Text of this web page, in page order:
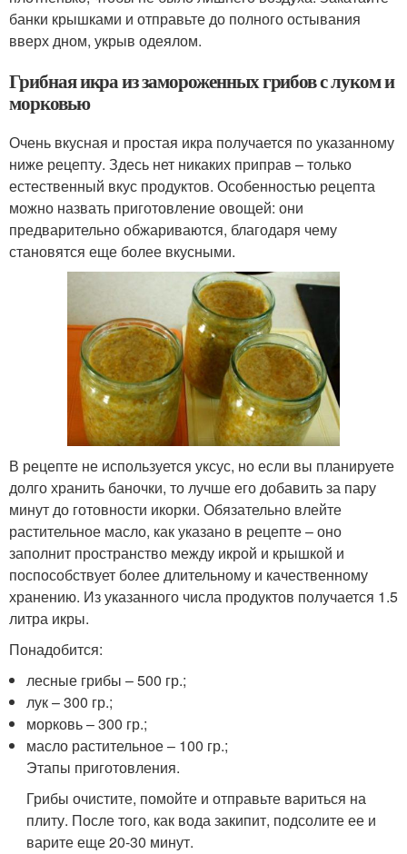
банки крышками и отправьте до полного остывания
вверх дном, укрыв одеялом.
Грибная икра из замороженных грибов с луком и
морковью
Очень вкусная и простая икра получается по указанному
ниже рецепту. Здесь нет никаких приправ – только
естественный вкус продуктов. Особенностью рецепта
можно назвать приготовление овощей: они
предварительно обжариваются, благодаря чему
становятся еще более вкусными.
В рецепте не используется уксус, но если вы планируете
долго хранить баночки, то лучше его добавить за пару
минут до готовности икорки. Обязательно влейте
растительное масло, как указано в рецепте – оно
заполнит пространство между икрой и крышкой и
поспособствует более длительному и качественному
хранению. Из указанного числа продуктов получается 1.5
литра икры.
Понадобится:
лесные грибы – 500 гр.;
лук – 300 гр.;
морковь – 300 гр.;
масло растительное – 100 гр.;
Этапы приготовления.
Грибы очистите, помойте и отправьте вариться на
плиту. После того, как вода закипит, подсолите ее и
варите еще 20-30 минут.